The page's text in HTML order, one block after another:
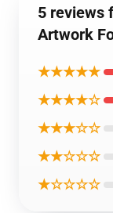
5 reviews
Artwork
★★★★★
★★★★☆
★★★☆☆
★★☆☆☆
★☆☆☆☆